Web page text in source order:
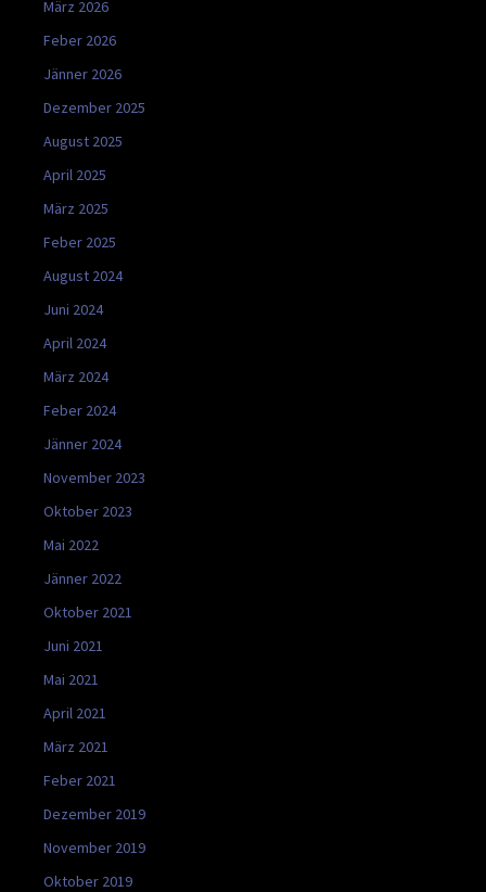
März 2026
Feber 2026
Jänner 2026
Dezember 2025
August 2025
April 2025
März 2025
Feber 2025
August 2024
Juni 2024
April 2024
März 2024
Feber 2024
Jänner 2024
November 2023
Oktober 2023
Mai 2022
Jänner 2022
Oktober 2021
Juni 2021
Mai 2021
April 2021
März 2021
Feber 2021
Dezember 2019
November 2019
Oktober 2019